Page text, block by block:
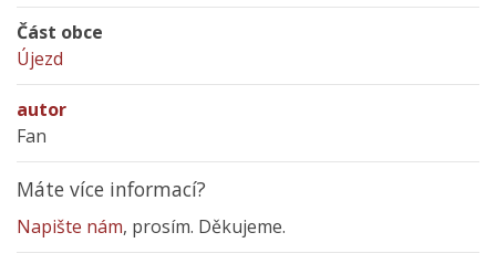
Část obce
Újezd
autor
Fan
Máte více informací?
Napište nám, prosím. Děkujeme.